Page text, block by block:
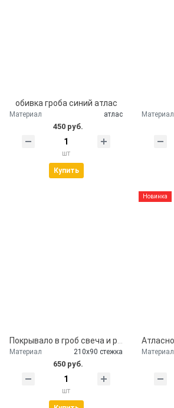
обивка гроба синий атлас
Материал атлас
450 руб.
шт
Купить
Материал
Материал 210х90 стежка
650 руб.
шт
Новинка
Материал